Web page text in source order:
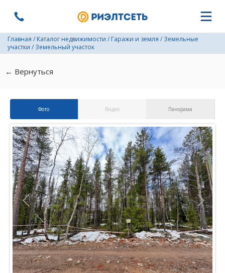
Главная / Каталог недвижимости / Гаражи и земля / Земельные
участки / Земельный участок
← Вернуться
Фото Видео Панорама